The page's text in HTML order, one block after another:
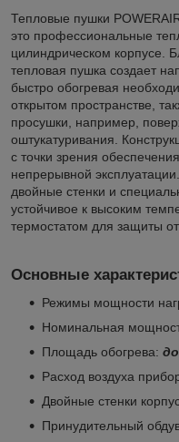
Тепловые пушки
это профессиональные
цилиндрическом корпусе.
тепловая пушка создает
быстро обогревая
открытом пространстве,
просушки, например,
оштукатуривания.
с точки зрения
непрерывной
двойные стенки и
устойчивое к высоким
термостатом для защиты
Основные
Режимы мощности
Номинальная
Площадь обогрева:
Расход воздуха
Двойные стенки
Принудительный